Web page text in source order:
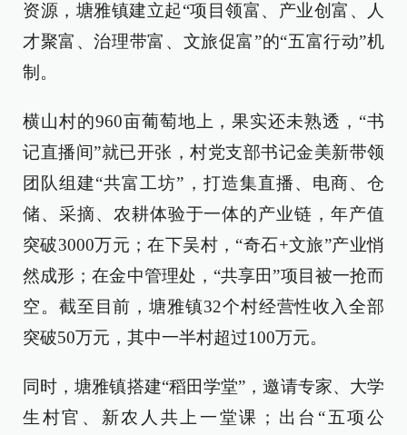
资源，塘雅镇建立起“项目领富、产业创富、人
才聚富、治理带富、文旅促富”的“五富行动”机
制。
横山村的960亩葡萄地上，果实还未熟透，“书
记直播间”就已开张，村党支部书记金美新带领
团队组建“共富工坊”，打造集直播、电商、仓
储、采摘、农耕体验于一体的产业链，年产值
突破3000万元；在下吴村，“奇石+文旅”产业悄
然成形；在金中管理处，“共享田”项目被一抢而
空。截至目前，塘雅镇32个村经营性收入全部
突破50万元，其中一半村超过100万元。
同时，塘雅镇搭建“稻田学堂”，邀请专家、大学
生村官、新农人共上一堂课；出台“五项公